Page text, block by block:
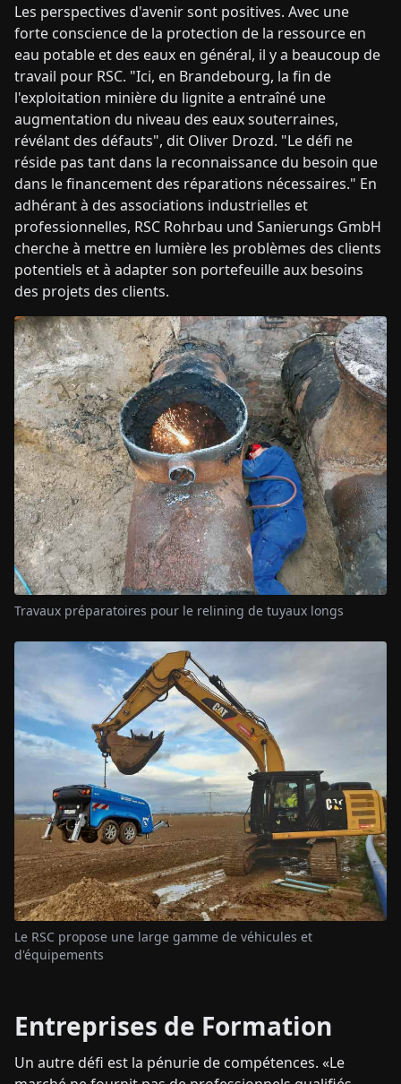
Les perspectives d'avenir sont positives. Avec une
forte conscience de la protection de la ressource en
eau potable et des eaux en général, il y a beaucoup de
travail pour RSC. "Ici, en Brandebourg, la fin de
l'exploitation minière du lignite a entraîné une
augmentation du niveau des eaux souterraines,
révélant des défauts", dit Oliver Drozd. "Le défi ne
réside pas tant dans la reconnaissance du besoin que
dans le financement des réparations nécessaires." En
adhérant à des associations industrielles et
professionnelles, RSC Rohrbau und Sanierungs GmbH
cherche à mettre en lumière les problèmes des clients
potentiels et à adapter son portefeuille aux besoins
des projets des clients.
Travaux préparatoires pour le relining de tuyaux longs
Le RSC propose une large gamme de véhicules et
d'équipements
Entreprises de Formation
Un autre défi est la pénurie de compétences. «Le